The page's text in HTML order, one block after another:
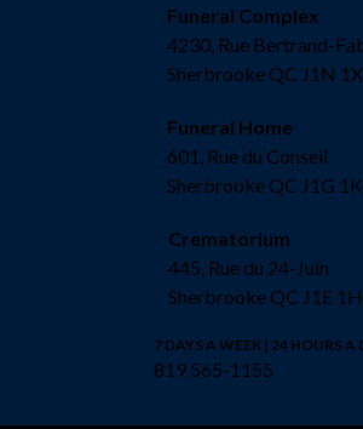
Funeral Complex
4230, Rue Bertrand-
Sherbrooke QC J1N
Funeral Home
601, Rue du Conseil
Sherbrooke QC J1G
Crematorium
445, Rue du 24-Juin
Sherbrooke QC J1E
7 DAYS A WEEK | 24 HOURS A
819 565-1155